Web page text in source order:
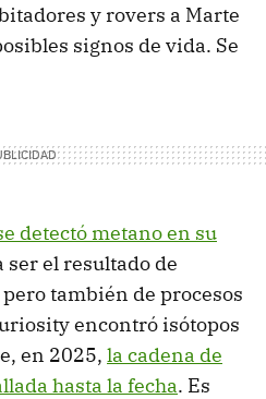
y rovers a Marte
signos de vida. Se
detectó metano en su
ser el resultado de
también de procesos
encontró isótopos
en 2025, la cadena de
hasta la fecha. Es